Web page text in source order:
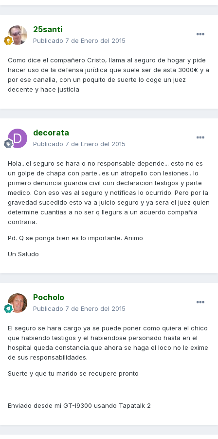
25santi
Publicado 7 de Enero del 2015
Como dice el compañero Cristo, llama al seguro de hogar y pide
hacer uso de la defensa jurídica que suele ser de asta 3000€ y a
por ese canalla, con un poquito de suerte lo coge un juez
decente y hace justicia
decorata
Publicado 7 de Enero del 2015
Hola...el seguro se hara o no responsable depende... esto no es
un golpe de chapa con parte...es un atropello con lesiones.. lo
primero denuncia guardia civil con declaracion testigos y parte
medico. Con eso vas al seguro y notificas lo ocurrido. Pero por la
gravedad sucedido esto va a juicio seguro y ya sera el juez quien
determine cuantias a no ser q llegurs a un acuerdo compañia
contraria.
Pd. Q se ponga bien es lo importante. Animo
Un Saludo
Pocholo
Publicado 7 de Enero del 2015
El seguro se hara cargo ya se puede poner como quiera el chico
que habiendo testigos y el habiendose personado hasta en el
hospital queda constancia.que ahora se haga el loco no le exime
de sus responsabilidades.
Suerte y que tu marido se recupere pronto
Enviado desde mi GT-I9300 usando Tapatalk 2